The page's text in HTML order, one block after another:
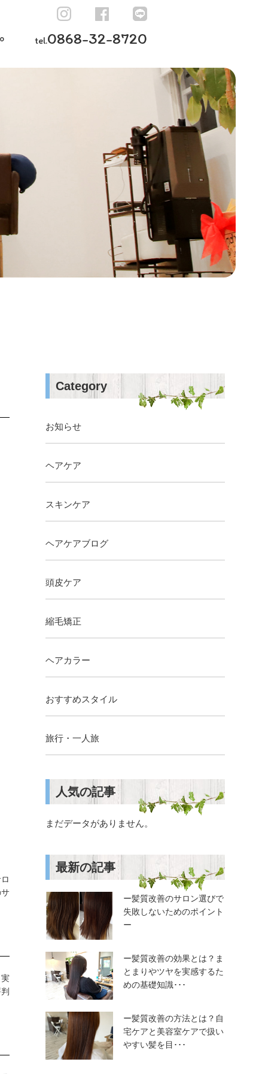
tel.0868-32-8720
Category
お知らせ
ヘアケア
スキンケア
ヘアケアブログ
頭皮ケア
縮毛矯正
ヘアカラー
おすすめスタイル
旅行・一人旅
人気の記事
まだデータがありません。
最新の記事
ー髪質改善のサロン選びで
失敗しないためのポイント
ー
ー髪質改善の効果とは？ま
とまりやツヤを実感するた
めの基礎知識･･･
ー髪質改善の方法とは？自
宅ケアと美容室ケアで扱い
やすい髪を目･･･